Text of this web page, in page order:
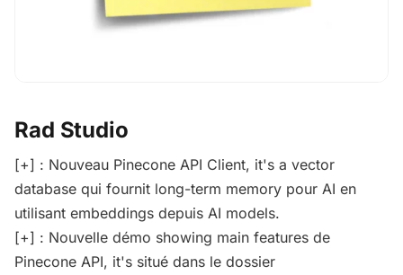
Rad Studio
[+] : Nouveau Pinecone API Client, it's a vector
database qui fournit long-term memory pour AI en
utilisant embeddings depuis AI models.
[+] : Nouvelle démo showing main features de
Pinecone API, it's situé dans le dossier